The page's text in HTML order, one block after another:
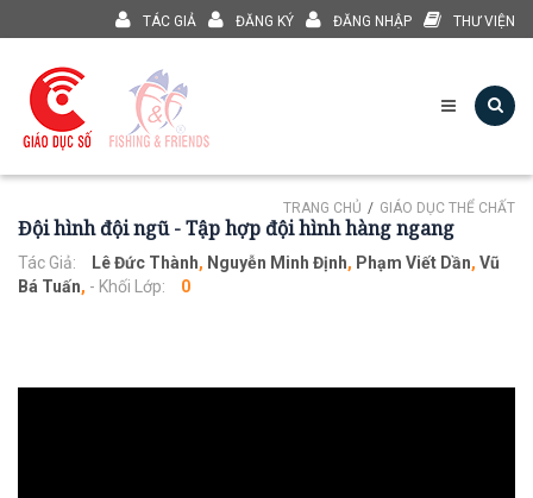
TÁC GIẢ ĐĂNG KÝ ĐĂNG NHẬP THƯ VIỆN
TRANG CHỦ GIÁO DỤC THỂ CHẤT
Đội hình đội ngũ - Tập hợp đội hình hàng ngang
Tác Giả: Lê Đức Thành, Nguyễn Minh Định, Phạm Viết Dần, Vũ
Bá Tuấn, - Khối Lớp: 0